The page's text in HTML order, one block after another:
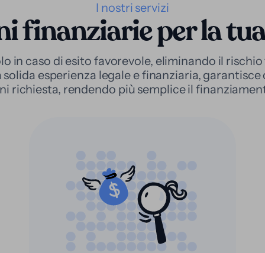
I nostri servizi
finanziarie per la
in caso di esito favorevole, eliminando il
solida esperienza legale e finanziaria,
richiesta, rendendo più semplice il